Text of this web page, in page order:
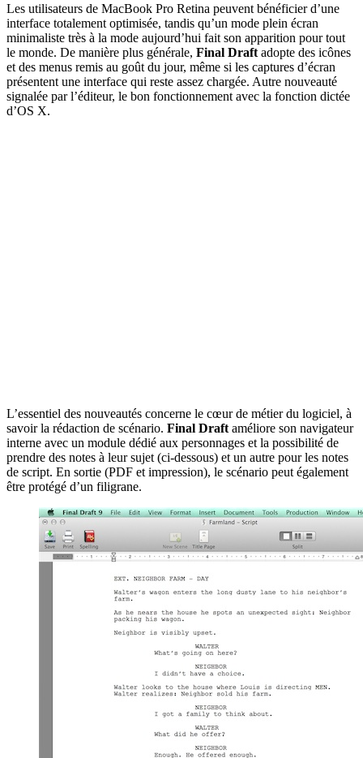
Les utilisateurs de MacBook Pro Retina peuvent bénéficier d’une
interface totalement optimisée, tandis qu’un mode plein écran
minimaliste très à la mode aujourd’hui fait son apparition pour tout
le monde. De manière plus générale, Final Draft adopte des icônes
et des menus remis au goût du jour, même si les captures d’écran
présentent une interface qui reste assez chargée. Autre nouveauté
signalée par l’éditeur, le bon fonctionnement avec la fonction dictée
d’OS X.
L’essentiel des nouveautés concerne le cœur de métier du logiciel, à
savoir la rédaction de scénario. Final Draft améliore son navigateur
interne avec un module dédié aux personnages et la possibilité de
prendre des notes à leur sujet (ci-dessous) et un autre pour les notes
de script. En sortie (PDF et impression), le scénario peut également
être protégé d’un filigrane.